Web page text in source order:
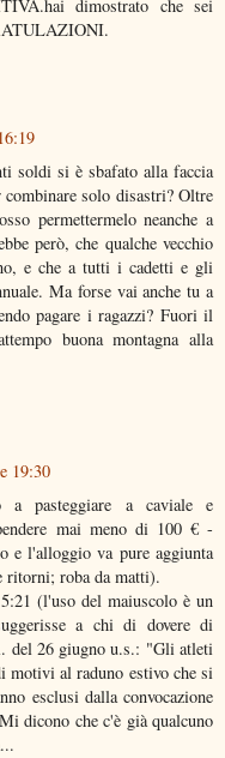
dimostrato che sei
soldi si è sbafato alla faccia
solo disastri? Oltre
permettermelo neanche a
però, che qualche vecchio
e che a tutti i cadetti e gli
Ma forse vai anche tu a
pagare i ragazzi? Fuori il
buona montagna alla
19:30
a pasteggiare a caviale e
mai meno di 100 € -
e l'alloggio va pure aggiunta
ritorni; roba da matti).
(l'uso del maiuscolo è un
a chi di dovere di
del 26 giugno u.s.: "Gli atleti
motivi al raduno estivo che si
esclusi dalla convocazione
dicono che c'è già qualcuno